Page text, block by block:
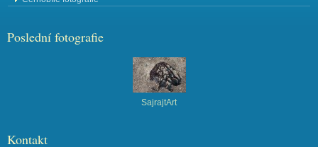
Poslední fotografie
SajrajtArt
Kontakt